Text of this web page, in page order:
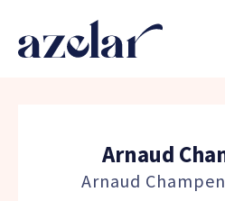
Arnaud
Arnaud